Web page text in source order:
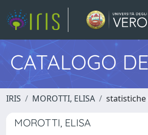
CATALOGO
IRIS MOROTTI, ELISA
MOROTTI, ELISA